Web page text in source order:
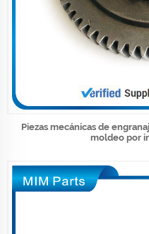
Piezas mecánicas de
moldeo por